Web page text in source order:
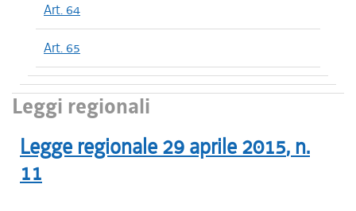
Art. 64
Art. 65
Leggi regionali
Legge regionale 29 aprile 2015, n.
11